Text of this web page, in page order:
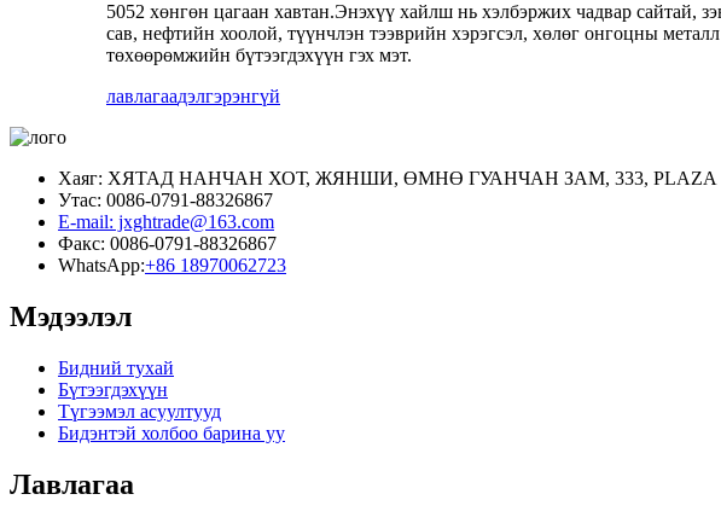
5052 хөнгөн цагаан хавтан.Энэхүү хайлш нь хэлбэржих чадвар сайтай,
сав, нефтийн хоолой, түүнчлэн тээврийн хэрэгсэл, хөлөг онгоцны
төхөөрөмжийн бүтээгдэхүүн гэх мэт.
лавлагаадэлгэрэнгүй
Хаяг: ХЯТАД НАНЧАН ХОТ, ЖЯНШИ, ӨМНӨ ГУАНЧАН ЗАМ, 333, PLAZA
Утас: 0086-0791-88326867
E-mail: jxghtrade@163.com
Факс: 0086-0791-88326867
WhatsApp:+86 18970062723
Мэдээлэл
Бидний тухай
Бүтээгдэхүүн
Түгээмэл асуултууд
Бидэнтэй холбоо барина уу
Лавлагаа